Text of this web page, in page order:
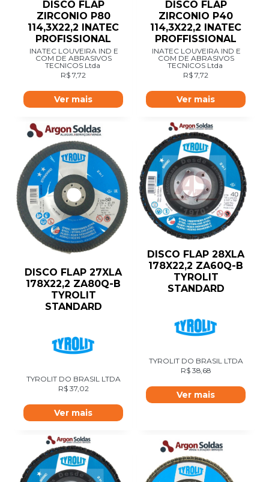
DISCO FLAP
ZIRCONIO P80
114,3X22,2 INATEC
PROFISSIONAL
INATEC LOUVEIRA IND E
COM DE ABRASIVOS
TECNICOS Ltda
R$ 7,72
Ver mais
DISCO FLAP
ZIRCONIO P40
114,3X22,2 INATEC
PROFFISSIONAL
INATEC LOUVEIRA IND E
COM DE ABRASIVOS
TECNICOS Ltda
R$ 7,72
Ver mais
DISCO FLAP 27XLA
178X22,2 ZA80Q-B
TYROLIT
STANDARD
TYROLIT DO BRASIL LTDA
R$37,02
Ver mais
DISCO FLAP 28XLA
178X22,2 ZA60Q-B
TYROLIT
STANDARD
TYROLIT DO BRASIL LTDA
R$ 38,68
Ver mais